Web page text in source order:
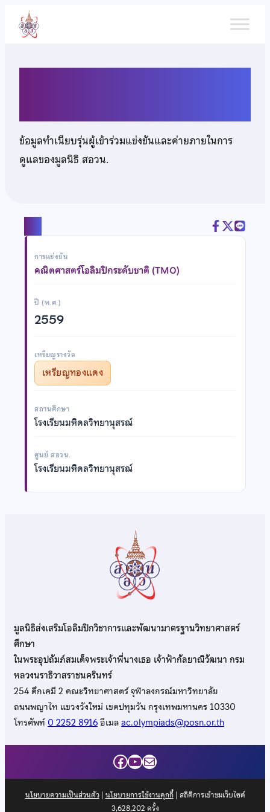
เนื้อหา
ข้อมูลทำเนียบรุ่นผู้เข้าร่วมแข่งขันและค่ายภายในการ
ดูแลของมูลนิธิ สอวน.
การแข่งขัน
คณิตศาสตร์โอลิมปิกระดับชาติ (TMO)
ปี (พ.ศ.)
2559
เหรียญรางวัล
เหรียญทองแดง
สถานศึกษา
โรงเรียนมหิดลวิทยานุสรณ์
ศูนย์ สอวน.
โรงเรียนมหิดลวิทยานุสรณ์
มูลนิธิส่งเสริมโอลิมปิกวิชาการและพัฒนามาตรฐานวิทยาศาสตร์
ศึกษา
ในพระอุปถัมภ์สมเด็จพระเจ้าพี่นางเธอ เจ้าฟ้ากัลยาณิวัฒนา กรม
หลวงนราธิวาสราชนครินทร์
254 ตึกเคมี 2 คณะวิทยาศาสตร์ จุฬาลงกรณ์มหาวิทยาลัย
ถนนพญาไท แขวงวังใหม่ เขตปทุมวัน กรุงเทพมหานคร 10330
โทรศัพท์0 2252 8916อีเมลac.olympiads@posn.or.th
Facebook
YouTube
Mail
นโยบายความเป็นส่วนตัว| นโยบายการใช้งานคุกกี้| สถิติการเข้าชมเว็บไซต์
3,628,202 ครั้ง